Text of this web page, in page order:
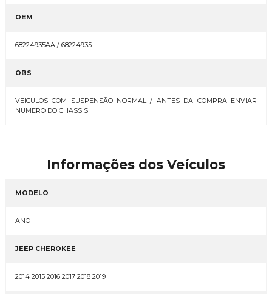
OEM
68224935AA / 68224935
OBS
VEICULOS COM SUSPENSÃO NORMAL / ANTES DA COMPRA ENVIAR
NUMERO DO CHASSIS
Informações dos Veículos
MODELO
ANO
JEEP CHEROKEE
2014 2015 2016 2017 2018 2019